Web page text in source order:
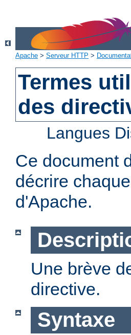
Apache > Serveur HTTP >
Termes
des
Langues
Ce document
décrire chaque
d'Apache.
Une brève
directive.
Syntaxe